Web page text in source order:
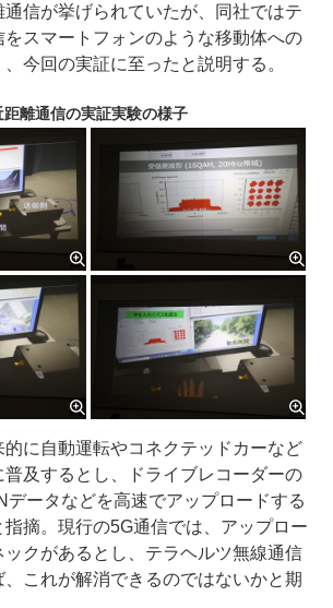
信が挙げられていたが、同社ではテ
スマートフォンのような移動体への
今回の実証に至ったと説明する。
距離通信の実証実験の様子
に自動運転やコネクテッドカーなど
及するとし、ドライブレコーダーの
データなどを高速でアップロードする
摘。現行の5G通信では、アップロー
ックがあるとし、テラヘルツ無線通信
、これが解消できるのではないかと期